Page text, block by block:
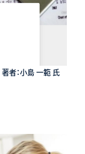
著者：小島 一範 氏